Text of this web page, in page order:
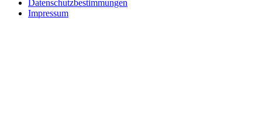
Datenschutzbestimmungen
Impressum